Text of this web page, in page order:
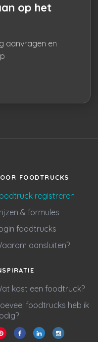
op het
aanvragen en
FOODTRUCKS
registreren
& formules
foodtrucks
aansluiten?
kost een foodtruck?
foodtrucks heb ik